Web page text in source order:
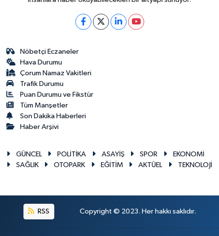
Nöbetçi Eczaneler
Hava Durumu
Çorum Namaz Vakitleri
Trafik Durumu
Puan Durumu ve Fikstür
Tüm Manşetler
Son Dakika Haberleri
Haber Arşivi
GÜNCEL POLİTİKA ASAYİŞ SPOR
EKONOMİ
SAĞLIK
OTOPARK EĞİTİM AKTÜEL TEKNOLOJİ
RSS Copyright © 2023. Her hakkı saklıdır.